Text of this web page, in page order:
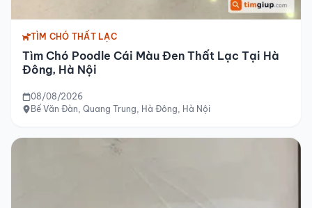
TÌM CHÓ THẤT LẠC
Tìm Chó Poodle Cái Màu Đen Thất Lạc Tại Hà
Đông, Hà Nội
08/08/2026
Bế Văn Đàn, Quang Trung, Hà Đông, Hà Nội